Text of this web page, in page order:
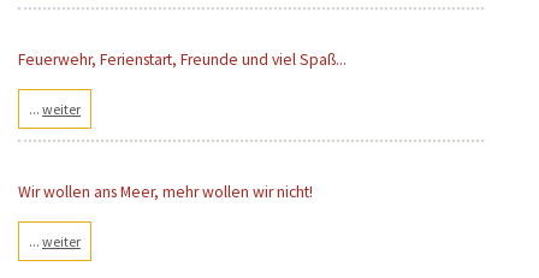
Feuerwehr, Ferienstart, Freunde und viel Spaß...
... weiter
Wir wollen ans Meer, mehr wollen wir nicht!
... weiter